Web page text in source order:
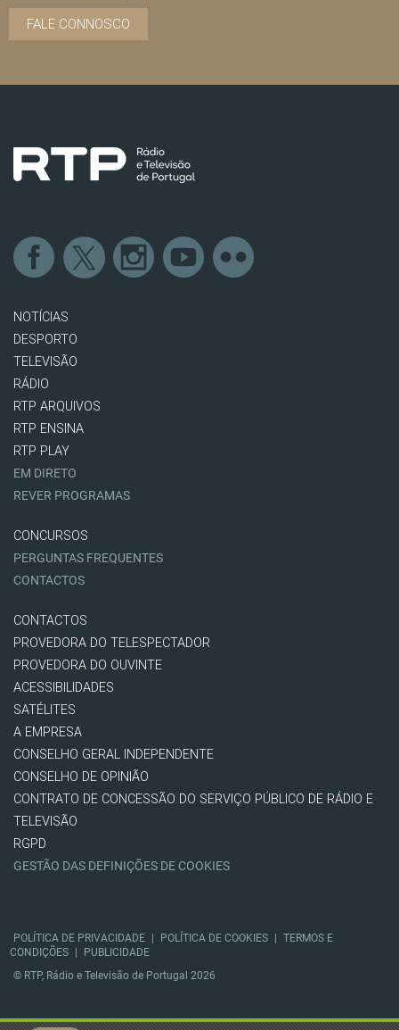
FALE CONNOSCO
NOTÍCIAS
DESPORTO
TELEVISÃO
RÁDIO
RTP ARQUIVOS
RTP ENSINA
RTP PLAY
EM DIRETO
REVER PROGRAMAS
CONCURSOS
PERGUNTAS FREQUENTES
CONTACTOS
CONTACTOS
PROVEDORA DO TELESPECTADOR
PROVEDORA DO OUVINTE
ACESSIBILIDADES
SATÉLITES
A EMPRESA
CONSELHO GERAL INDEPENDENTE
CONSELHO DE OPINIÃO
CONTRATO DE CONCESSÃO DO SERVIÇO PÚBLICO DE RÁDIO E
TELEVISÃO
RGPD
GESTÃO DAS DEFINIÇÕES DE COOKIES
POLÍTICA DE PRIVACIDADE POLÍTICA DE COOKIES
TERMOS E
CONDIÇÕES
PUBLICIDADE
© RTP, Rádio e Televisão de Portugal 2026